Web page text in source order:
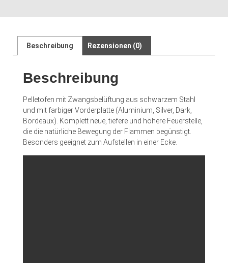
Beschreibung Rezensionen (0)
Beschreibung
Pelletofen mit Zwangsbelüftung aus schwarzem Stahl
und mit farbiger Vorderplatte (Aluminium, Silver, Dark,
Bordeaux). Komplett neue, tiefere und höhere Feuerstelle,
die die natürliche Bewegung der Flammen begünstigt.
Besonders geeignet zum Aufstellen in einer Ecke.